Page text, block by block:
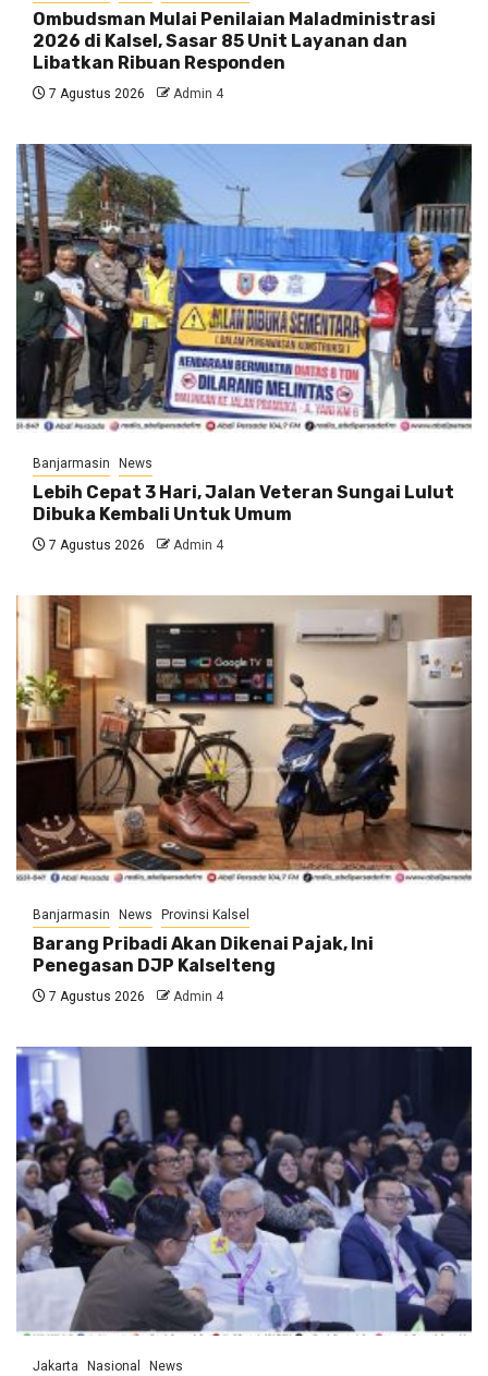
Ombudsman Mulai Penilaian Maladministrasi
2026 di Kalsel, Sasar 85 Unit Layanan dan
Libatkan Ribuan Responden
7 Agustus 2026 Admin 4
Banjarmasin News
Lebih Cepat 3 Hari, Jalan Veteran Sungai Lulut
Dibuka Kembali Untuk Umum
7 Agustus 2026 Admin 4
Banjarmasin News Provinsi Kalsel
Barang Pribadi Akan Dikenai Pajak, Ini
Penegasan DJP Kalselteng
7 Agustus 2026 Admin 4
Jakarta Nasional News